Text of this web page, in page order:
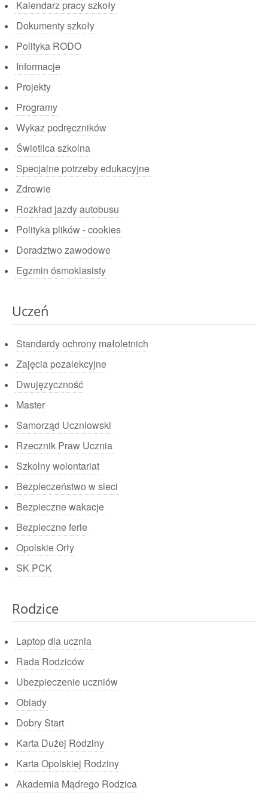
Kalendarz pracy szkoły
Dokumenty szkoły
Polityka RODO
Informacje
Projekty
Programy
Wykaz podręczników
Świetlica szkolna
Specjalne potrzeby edukacyjne
Zdrowie
Rozkład jazdy autobusu
Polityka plików - cookies
Doradztwo zawodowe
Egzmin ósmoklasisty
Uczeń
Standardy ochrony małoletnich
Zajęcia pozalekcyjne
Dwujęzyczność
Master
Samorząd Uczniowski
Rzecznik Praw Ucznia
Szkolny wolontariat
Bezpieczeństwo w sieci
Bezpieczne wakacje
Bezpieczne ferie
Opolskie Orły
SK PCK
Rodzice
Laptop dla ucznia
Rada Rodziców
Ubezpieczenie uczniów
Obiady
Dobry Start
Karta Dużej Rodziny
Karta Opolskiej Rodziny
Akademia Mądrego Rodzica